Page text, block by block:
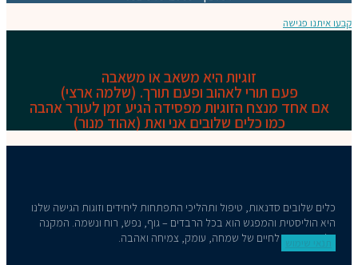
זוגיות היא משאב או משאבה
לאהוב ופעם תורך. (שלמה ארצי)
הזוגיות מפסידההגיע זמן לעורר אהבה
כלים שלובים אני ואת (אהוד מנור)
טיפול ותהליכי התפתחות ליחידים וזוגות הגישה שלנו
הוא בכל הרבדים – גוף, נפש, רוח ונשמה. המקנה
של שמחה, עומק, צמיחה ואהבה.